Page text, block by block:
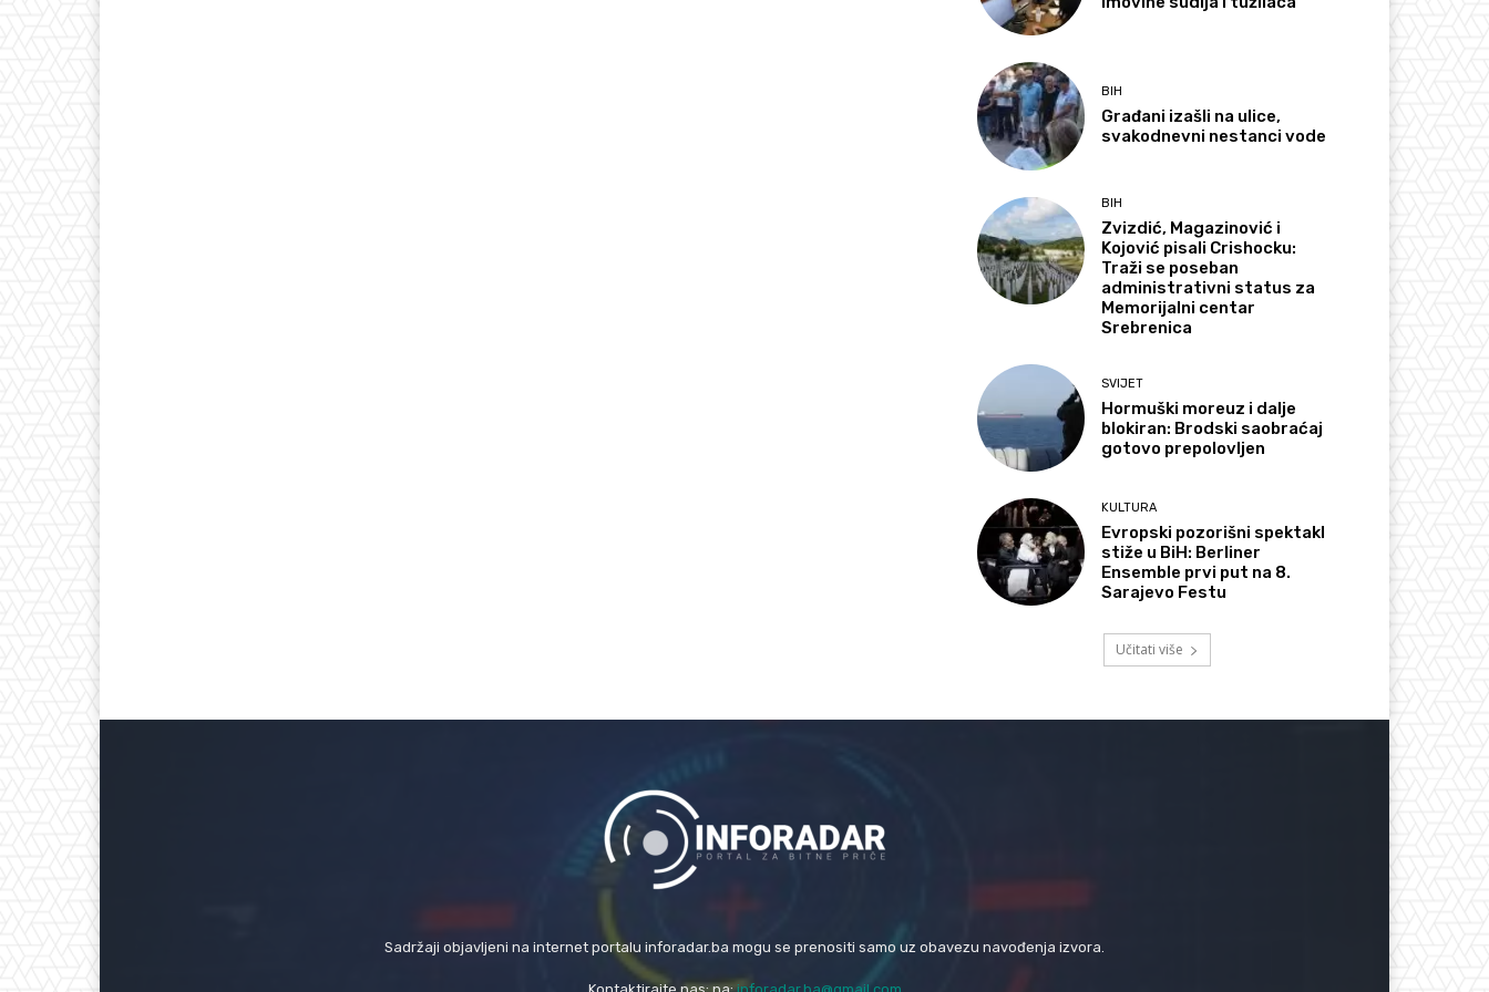
BIH
Građani izašli na ulice,
svakodnevni nestanci vode
BIH
Zvizdić, Magazinović i
Kojović pisali Crishocku:
Traži se poseban
administrativni status za
Memorijalni centar
Srebrenica
SVIJET
Hormuški moreuz i dalje
blokiran: Brodski saobraćaj
gotovo prepolovljen
KULTURA
Evropski pozorišni spektakl
stiže u BiH: Berliner
Ensemble prvi put na 8.
Sarajevo Festu
Učitati više
Sadržaji objavljeni na internet portalu inforadar.ba mogu se prenositi samo uz obavezu navođenja izvora.